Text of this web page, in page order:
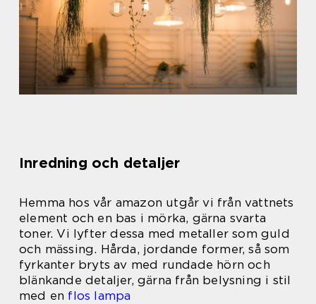
Inredning och detaljer
Hemma hos vår amazon utgår vi från vattnets
element och en bas i mörka, gärna svarta
toner. Vi lyfter dessa med metaller som guld
och mässing. Hårda, jordande former, så som
fyrkanter bryts av med rundade hörn och
blänkande detaljer, gärna från belysning i stil
med en flos lampa